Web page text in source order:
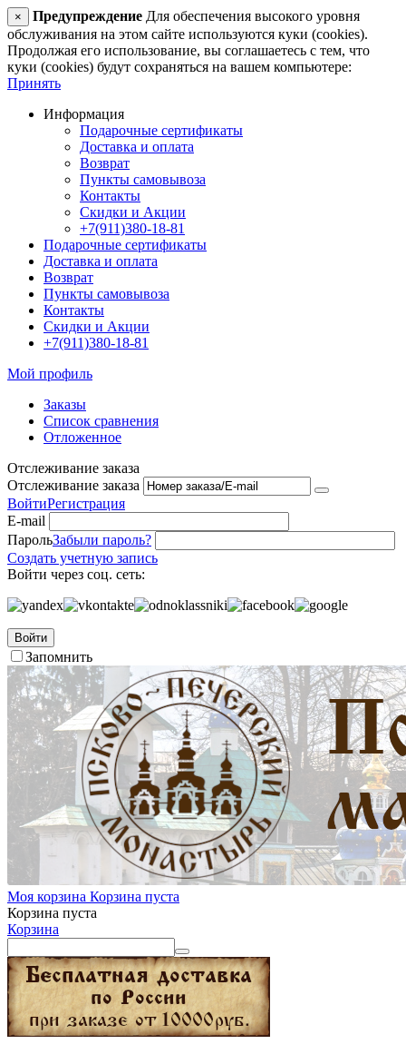
× Предупреждение Для обеспечения высокого уровня
обслуживания на этом сайте используются куки (cookies).
Продолжая его использование, вы соглашаетесь с тем, что
куки (cookies) будут сохраняться на вашем компьютере:
Принять
Информация
Подарочные сертификаты
Доставка и оплата
Возврат
Пункты самовывоза
Контакты
Скидки и Акции
+7(911)380-18-81
Подарочные сертификаты
Доставка и оплата
Возврат
Пункты самовывоза
Контакты
Скидки и Акции
+7(911)380-18-81
Мой профиль
Заказы
Список сравнения
Отложенное
Отслеживание заказа
Отслеживание заказа
ВойтиРегистрация
E-mail
ПарольЗабыли пароль?
Создать учетную запись
Войти через соц. сеть:
Войти
Запомнить
Моя корзина Корзина пуста
Корзина пуста
Корзина